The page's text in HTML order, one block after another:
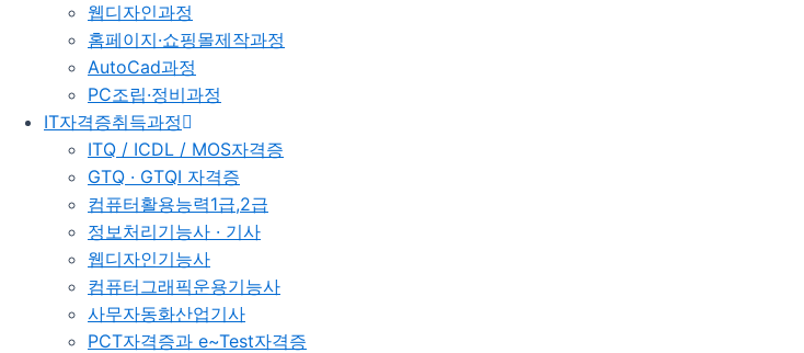
웹디자인과정
홈페이지·쇼핑몰제작과정
AutoCad과정
PC조립·정비과정
IT자격증취득과정
ITQ / ICDL / MOS자격증
GTQ · GTQI 자격증
컴퓨터활용능력1급,2급
정보처리기능사 · 기사
웹디자인기능사
컴퓨터그래픽운용기능사
사무자동화산업기사
PCT자격증과 e~Test자격증